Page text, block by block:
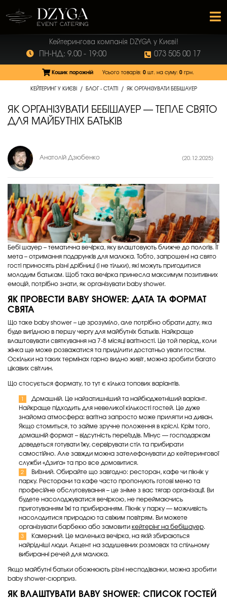
ПН-НД: 9.00 - 19:00 073 505 00 17
Кейтерингова компанія DZYGA у Києві!
Кошик порожній Усього товарів:0 шт. на суму:0 грн.
КЕЙТЕРИНГ У КИЄВІ / БЛОГ - СТАТТІ / ЯК ОРГАНІЗУВАТИ БЕБІШАУЕР
ЯК ОРГАНІЗУВАТИ БЕБІШАУЕР — ТЕПЛЕ СВЯТО
ДЛЯ МАЙБУТНІХ БАТЬКІВ
Анатолій Дзюбенко (20.12.2025)
Бебі шауер – тематична вечірка, яку влаштовують ближче до пологів. Її
мета – отримання подарунків для малюка. Тобто, запрошені на свято
гості приносять різні дрібниці (і не тільки), які можуть пригодитися
молодим батькам. Щоб така вечірка принесла максимум позитивних
емоцій, потрібно знати, як організувати baby shower.
ЯК ПРОВЕСТИ BABY SHOWER: ДАТА ТА ФОРМАТ
СВЯТА
Що таке baby shower – це зрозуміло, але потрібно обрати дату, яка
буде вигідною в першу чергу для майбутніх батьків. Найкраще
влаштовувати святкування на 7-8 місяці вагітності. Це той період, коли
жінка ще може розважатися та приділити достатньо уваги гостям.
Оскільки на таких термінах гарно видно живіт, можна зробити багато
цікавих світлин.
Що стосується формату, то тут є кілька топових варіантів.
Домашній. Це найзатишніший та найбюджетніший варіант.
Найкраще підходить для невеликої кількості гостей. Це дуже
знайома атмосфера: вагітна запросто може прилягти на диван.
Якщо стомиться, то займе зручне положення в кріслі. Крім того,
домашній формат – відсутність переїздів. Мінус — господаркам
доведеться готувати їжу, сервірувати стіл та прибирати
самостійно. Але завжди можна зателефонувати до кейтерингової
служби «Дзиґа» та про все домовитися.
Виїзний. Обирайте що завгодно: ресторан, кафе чи пікнік у
парку. Ресторани та кафе часто пропонують готові меню та
професійне обслуговування – це зніме з вас тягар організації. Ви
будете насолоджуватися вечіркою, не переймаючись
приготуванням їжі та прибиранням. Пікнік у парку — можливість
насолодитися природою та свіжим повітрям. Ви можете
організувати барбекю або замовити кейтерінг на бебішауер.
Камерний. Це маленька вечірка, на якій збираються
найрідніші люди. Акцент на задушевних розмовах та спільному
вибиранні речей для малюка.
Якщо майбутні батьки обожнюють різні несподіванки, можна зробити
baby shower-сюрприз.
ЯК ВЛАШТУВАТИ BABY SHOWER: СПИСОК ГОСТЕЙ